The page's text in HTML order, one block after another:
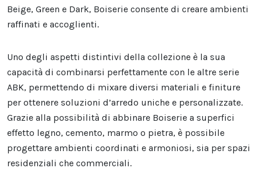
Beige, Green e Dark, Boiserie consente di creare ambienti
raffinati e accoglienti.
Uno degli aspetti distintivi della collezione è la sua
capacità di combinarsi perfettamente con le altre serie
ABK, permettendo di mixare diversi materiali e finiture
per ottenere soluzioni d’arredo uniche e personalizzate.
Grazie alla possibilità di abbinare Boiserie a superfici
effetto legno, cemento, marmo o pietra, è possibile
progettare ambienti coordinati e armoniosi, sia per spazi
residenziali che commerciali.